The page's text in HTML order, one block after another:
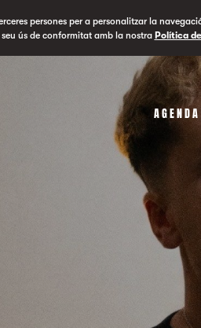
persones per a personalitzar la
ús de conformitat amb la nostra Política
AGENDA